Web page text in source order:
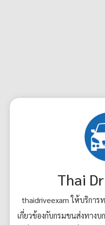
Thai
thaidriveexam ให้บริกา
เกี่ยวข้องกับกรมขนส่งทาง